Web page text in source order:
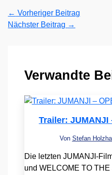
← Vorheriger Beitrag
Nächster Beitrag →
Verwandte
Trailer: JUMANJI
Von Stefan
Die letzten JUMANJI-
und WELCOME TO